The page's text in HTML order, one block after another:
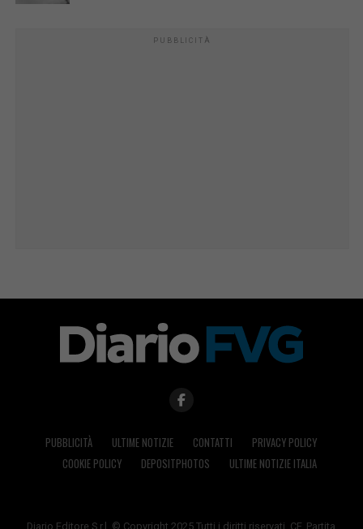
PUBBLICITÀ
PUBBLICITÀ ULTIME NOTIZIE CONTATTI
PRIVACY POLICY
COOKIE POLICY
DEPOSITPHOTOS ULTIME NOTIZIE ITALIA
Diario Editore S.r.l. © Copyright 2025 Tutti i diritti riservati. CF, Partita